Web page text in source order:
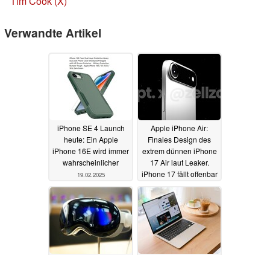
Verwandte Artikel
iPhone SE 4 Launch
heute: Ein Apple
iPhone 16E wird immer
wahrscheinlicher
19.02.2025
Apple iPhone Air:
Finales Design des
extrem dünnen iPhone
17 Air laut Leaker.
iPhone 17 fällt offenbar
aus der Reihe18.02.2025